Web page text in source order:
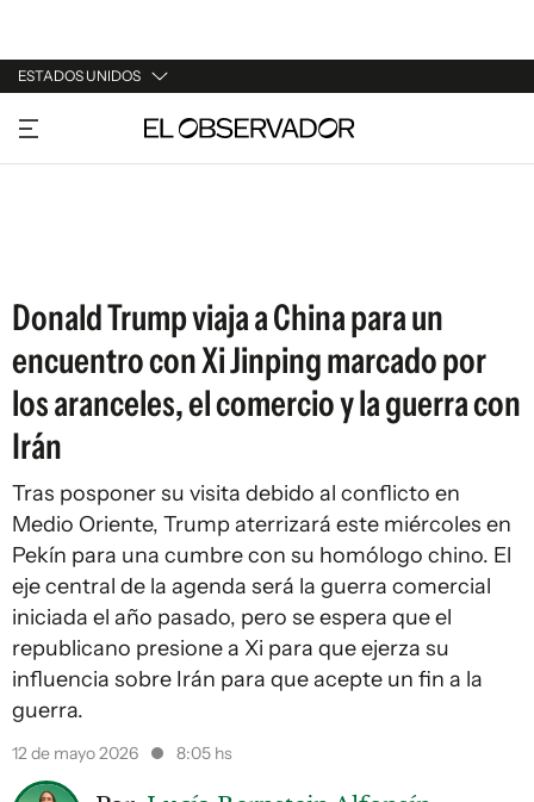
ESTADOS UNIDOS
URUGUAY
ARGENTINA
Donald Trump viaja a China para un
encuentro con Xi Jinping marcado por
los aranceles, el comercio y la guerra con
Irán
Tras posponer su visita debido al conflicto en
Medio Oriente, Trump aterrizará este miércoles en
Pekín para una cumbre con su homólogo chino. El
eje central de la agenda será la guerra comercial
iniciada el año pasado, pero se espera que el
republicano presione a Xi para que ejerza su
influencia sobre Irán para que acepte un fin a la
guerra.
12 de mayo 2026 8:05 hs